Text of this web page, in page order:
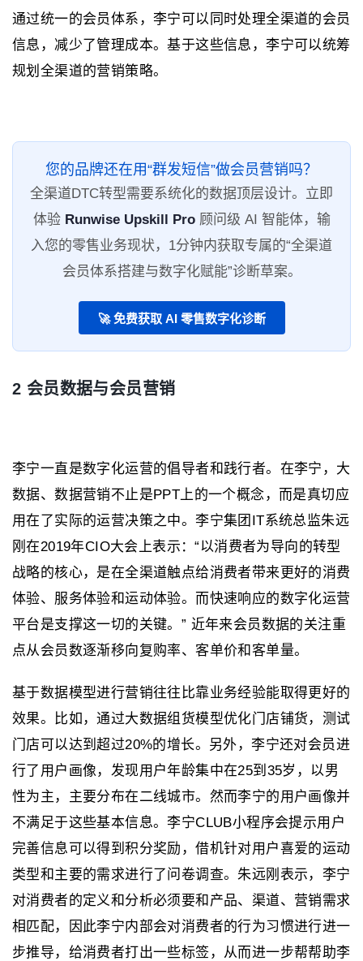
通过统一的会员体系，李宁可以同时处理全渠道的会员
信息，减少了管理成本。基于这些信息，李宁可以统筹
规划全渠道的营销策略。
您的品牌还在用“群发短信”做会员营销吗？
全渠道DTC转型需要系统化的数据顶层设计。立即
体验 Runwise Upskill Pro顾问级 AI 智能体，输
入您的零售业务现状，1分钟内获取专属的“全渠道
会员体系搭建与数字化赋能”诊断草案。
🚀 免费获取 AI 零售数字化诊断
2 会员数据与会员营销
李宁一直是数字化运营的倡导者和践行者。在李宁，大
数据、数据营销不止是PPT上的一个概念，而是真切应
用在了实际的运营决策之中。李宁集团IT系统总监朱远
刚在2019年CIO大会上表示：“以消费者为导向的转型
战略的核心，是在全渠道触点给消费者带来更好的消费
体验、服务体验和运动体验。而快速响应的数字化运营
平台是支撑这一切的关键。” 近年来会员数据的关注重
点从会员数逐渐移向复购率、客单价和客单量。
基于数据模型进行营销往往比靠业务经验能取得更好的
效果。比如，通过大数据组货模型优化门店铺货，测试
门店可以达到超过20%的增长。另外，李宁还对会员进
行了用户画像，发现用户年龄集中在25到35岁，以男
性为主，主要分布在二线城市。然而李宁的用户画像并
不满足于这些基本信息。李宁CLUB小程序会提示用户
完善信息可以得到积分奖励，借机针对用户喜爱的运动
类型和主要的需求进行了问卷调查。朱远刚表示，李宁
对消费者的定义和分析必须要和产品、渠道、营销需求
相匹配，因此李宁内部会对消费者的行为习惯进行进一
步推导，给消费者打出一些标签，从而进一步帮帮助李